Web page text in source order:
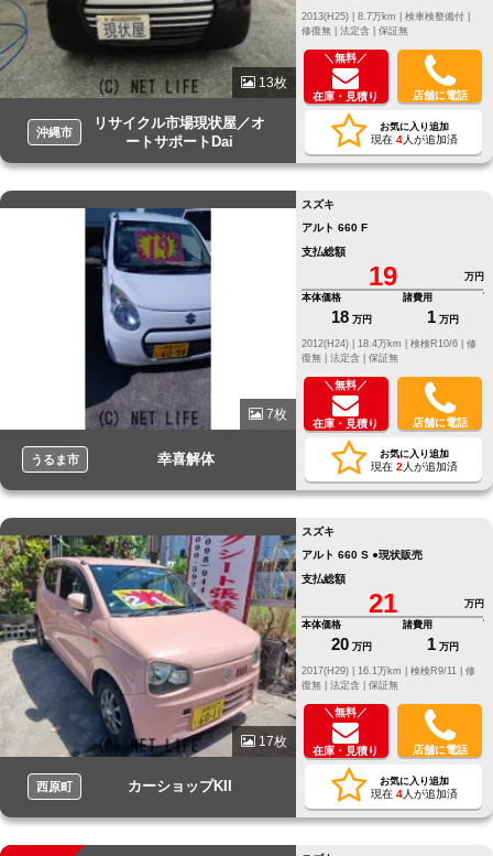
13枚
沖縄市
リサイクル市場現状屋／オ
ートサポートDai
修復無 | 法定含 | 保証無
＼無料／
在庫・見積り 店舗に電話
お気に入り追加
現在 4人が追加済
7枚
うるま市 幸喜解体
スズキ
アルト 660 F
支払総額
19
万円
本体価格
18 万円
諸費用
1 万円
修
復無 | 法定含 | 保証無
＼無料／
在庫・見積り 店舗に電話
お気に入り追加
現在 2 人が追加済
17枚
西原町 カーショップKII
スズキ
アルト 660 S ●現状販売
支払総額
21
万円
本体価格
20 万円
諸費用
1 万円
修
復無 | 法定含 | 保証無
＼無料／
在庫・見積り 店舗に電話
お気に入り追加
現在 4人が追加済